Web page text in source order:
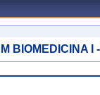
BIOMEDICINA I